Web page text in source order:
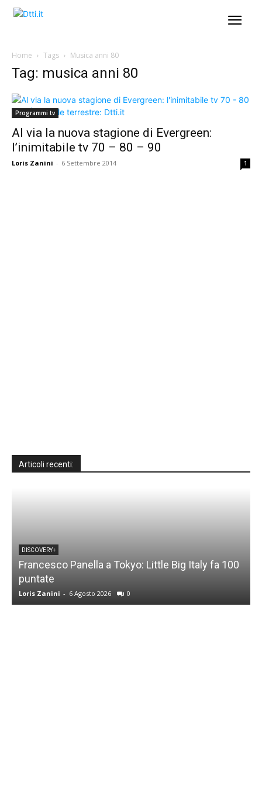
Home Tags Musica anni 80
Tag: musica anni 80
Programmi tv
Al via la nuova stagione di Evergreen:
l’inimitabile tv 70 – 80 – 90
Loris Zanini - 6 Settembre 2014 1
Articoli recenti:
DISCOVERY+
Francesco Panella a Tokyo: Little Big Italy fa 100
puntate
Loris Zanini - 6 Agosto 2026 0